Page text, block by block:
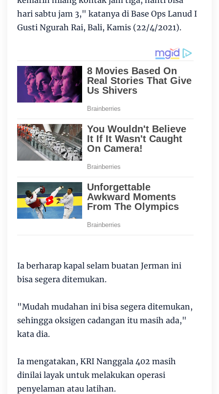
hari sabtu jam 3," katanya di Base Ops Lanud I
Gusti Ngurah Rai, Bali, Kamis (22/4/2021).
Ia berharap kapal selam buatan Jerman ini
bisa segera ditemukan.
"Mudah mudahan ini bisa segera ditemukan,
sehingga oksigen cadangan itu masih ada,"
kata dia.
Ia mengatakan, KRI Nanggala 402 masih
dinilai layak untuk melakukan operasi
penyelaman atau latihan.